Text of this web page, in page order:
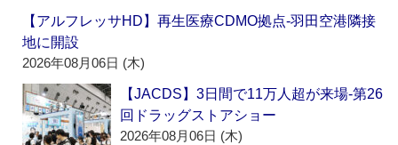
【アルフレッサHD】再生医療CDMO拠点‐羽田空港隣接
地に開設
2026年08月06日 (木)
【JACDS】3日間で11万人超が来場‐第26
回ドラッグストアショー
2026年08月06日 (木)